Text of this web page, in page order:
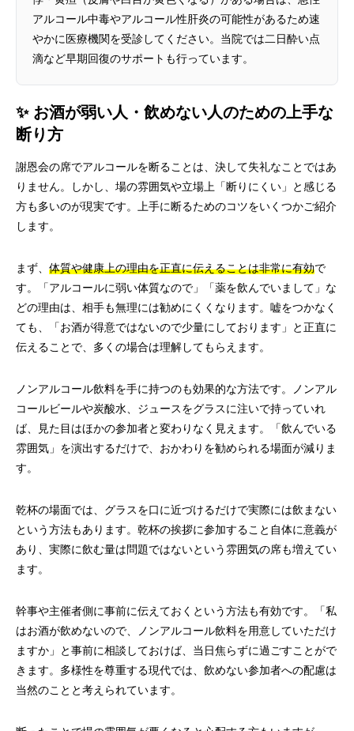
アルコール中毒やアルコール性肝炎の可能性があるため速
やかに医療機関を受診してください。当院では二日酔い点
滴など早期回復のサポートも行っています。
✨ お酒が弱い人・飲めない人のための上手な
断り方
謝恩会の席でアルコールを断ることは、決して失礼なことではあ
りません。しかし、場の雰囲気や立場上「断りにくい」と感じる
方も多いのが現実です。上手に断るためのコツをいくつかご紹介
します。
まず、 体質や健康上の理由を正直に伝えることは非常に有効で
す。「アルコールに弱い体質なので」「薬を飲んでいまして」な
どの理由は、相手も無理には勧めにくくなります。嘘をつかなく
ても、「お酒が得意ではないので少量にしております」と正直に
伝えることで、多くの場合は理解してもらえます。
ノンアルコール飲料を手に持つのも効果的な方法です。ノンアル
コールビールや炭酸水、ジュースをグラスに注いで持っていれ
ば、見た目はほかの参加者と変わりなく見えます。「飲んでいる
雰囲気」を演出するだけで、おかわりを勧められる場面が減りま
す。
乾杯の場面では、グラスを口に近づけるだけで実際には飲まない
という方法もあります。乾杯の挨拶に参加すること自体に意義が
あり、実際に飲む量は問題ではないという雰囲気の席も増えてい
ます。
幹事や主催者側に事前に伝えておくという方法も有効です。「私
はお酒が飲めないので、ノンアルコール飲料を用意していただけ
ますか」と事前に相談しておけば、当日焦らずに過ごすことがで
きます。多様性を尊重する現代では、飲めない参加者への配慮は
当然のことと考えられています。